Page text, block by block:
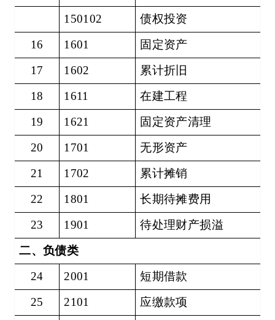
150102
债权投资
16
1601
固定资产
17
1602
累计折旧
18
1611
在建工程
19
1621
固定资产清理
20
1701
无形资产
21
1702
累计摊销
22
1801
长期待摊费用
23
1901
待处理财产损溢
二、负债类
24
2001
短期借款
25
2101
应缴款项